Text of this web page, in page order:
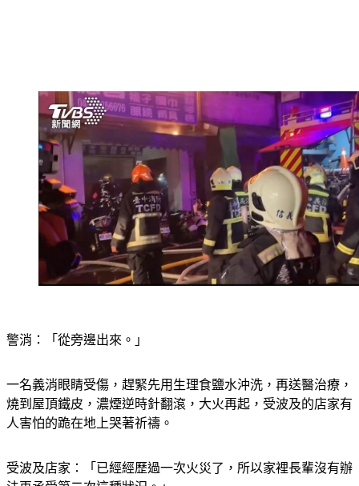
一名義消眼睛受傷，趕緊先用生理食鹽水沖洗，再送醫治療，
燒到屋頂鐵皮，濃煙逆時針翻滾，大火再起，受波及的店家有